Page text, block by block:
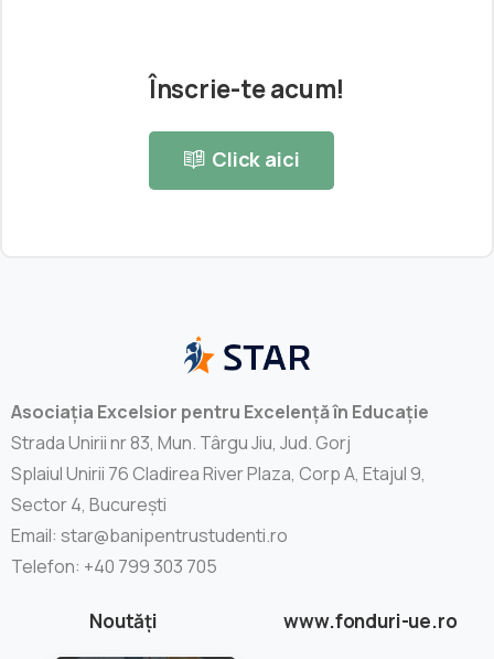
Înscrie-te acum!
Click aici
Asociația Excelsior pentru Excelență în Educație
Strada Unirii nr 83, Mun. Târgu Jiu, Jud. Gorj
Splaiul Unirii 76 Cladirea River Plaza, Corp A, Etajul 9,
Sector 4, București
Email: star@banipentrustudenti.ro
Telefon: +40 799 303 705
Noutăți www.fonduri-ue.ro